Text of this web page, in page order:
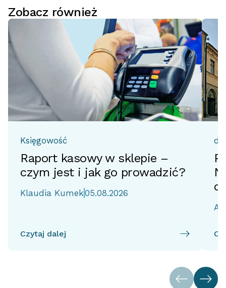
Zobacz również
Księgowość
Raport kasowy w sklepie –
czym jest i jak go prowadzić?
Klaudia Kumek05.08.2026
Czytaj dalej